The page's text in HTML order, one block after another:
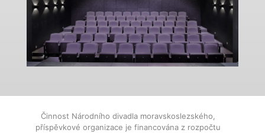
Činnost Národního divadla moravskoslezského,
příspěvkové organizace je financována z rozpočtu